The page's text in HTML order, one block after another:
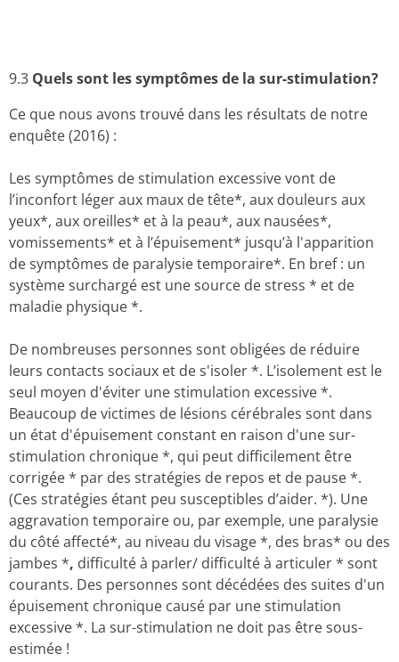
9.3 Quels sont les symptômes de la sur-stimulation?
Ce que nous avons trouvé dans les résultats de notre
enquête (2016) :
Les symptômes de stimulation excessive vont de
l’inconfort léger aux maux de tête*, aux douleurs aux
yeux*, aux oreilles* et à la peau*, aux nausées*,
vomissements* et à l’épuisement* jusqu’à l'apparition
de symptômes de paralysie temporaire*. En bref : un
système surchargé est une source de stress * et de
maladie physique *.
De nombreuses personnes sont obligées de réduire
leurs contacts sociaux et de s'isoler *. L’isolement est le
seul moyen d'éviter une stimulation excessive *.
Beaucoup de victimes de lésions cérébrales sont dans
un état d'épuisement constant en raison d'une sur-
stimulation chronique *, qui peut difficilement être
corrigée * par des stratégies de repos et de pause *.
(Ces stratégies étant peu susceptibles d’aider. *). Une
aggravation temporaire ou, par exemple, une paralysie
du côté affecté*, au niveau du visage *, des bras* ou des
jambes *, difficulté à parler/ difficulté à articuler * sont
courants. Des personnes sont décédées des suites d'un
épuisement chronique causé par une stimulation
excessive *. La sur-stimulation ne doit pas être sous-
estimée !